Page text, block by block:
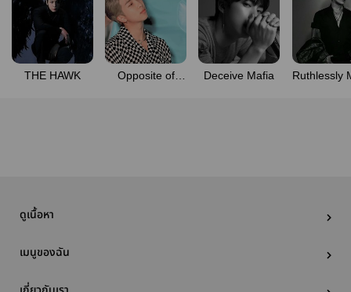
THE HAWK
Opposite of
Deceive Mafia
Ruthlessly
ดูเนื้อหา
เมนูของฉัน